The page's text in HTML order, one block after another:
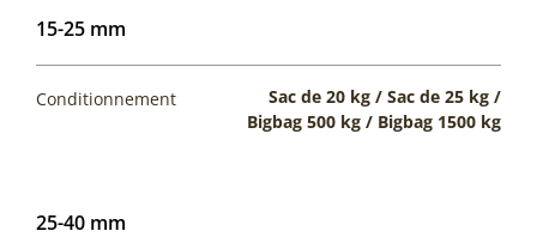
15-25 mm
Conditionnement
Sac de 20 kg / Sac de 25 kg /
Bigbag 500 kg / Bigbag 1500 kg
25-40 mm